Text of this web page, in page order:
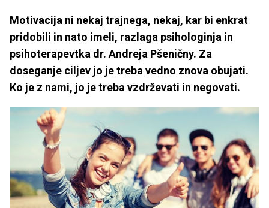
Motivacija ni nekaj trajnega, nekaj, kar bi enkrat
pridobili in nato imeli, razlaga psihologinja in
psihoterapevtka dr. Andreja Pšeničny. Za
doseganje ciljev jo je treba vedno znova obujati.
Ko je z nami, jo je treba vzdrževati in negovati.